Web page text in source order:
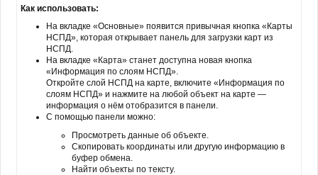
Как использовать:
На вкладке «Основные» появится привычная кнопка «Карты
НСПД», которая открывает панель для загрузки карт из
НСПД.
На вкладке «Карта» станет доступна новая кнопка
«Информация по слоям НСПД».
Откройте слой НСПД на карте, включите «Информация по
слоям НСПД» и нажмите на любой объект на карте —
информация о нём отобразится в панели.
С помощью панели можно:
Просмотреть данные об объекте.
Скопировать координаты или другую информацию в
буфер обмена.
Найти объекты по тексту.